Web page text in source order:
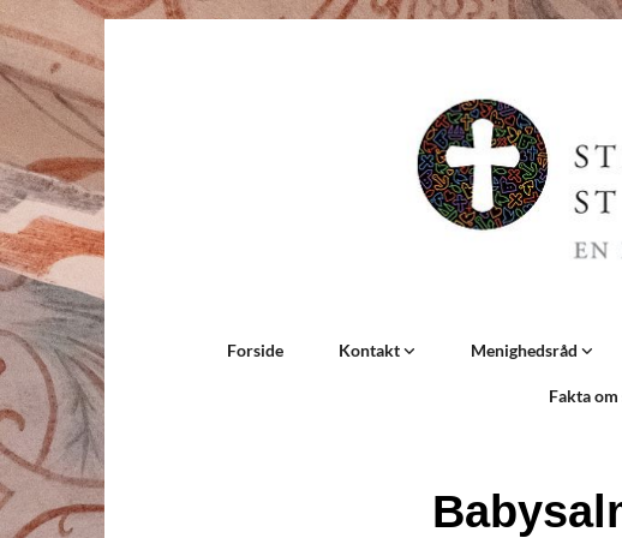
Forside Kontakt Menighedsråd
Fakta om